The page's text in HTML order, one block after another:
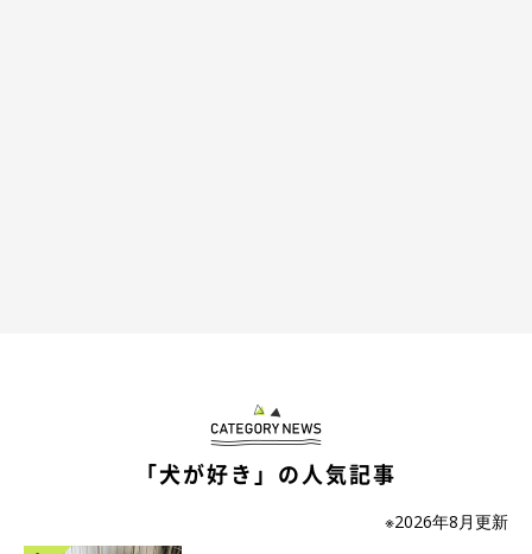
また戻るまめすけくん。もう、どっちなんでしょう〜（笑） そ
「犬が好き」の人気記事
※2026年8月更新